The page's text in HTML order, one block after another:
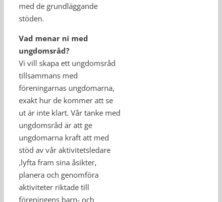
med de grundläggande
stöden.
Vad menar ni med
ungdomsråd?
Vi vill skapa ett ungdomsråd
tillsammans med
föreningarnas ungdomarna,
exakt hur de kommer att se
ut är inte klart. Vår tanke med
ungdomsråd är att ge
ungdomarna kraft att med
stöd av vår aktivitetsledare
,lyfta fram sina åsikter,
planera och genomföra
aktiviteter riktade till
föreningens barn- och